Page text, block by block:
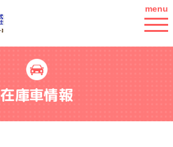
menu
在庫車情報